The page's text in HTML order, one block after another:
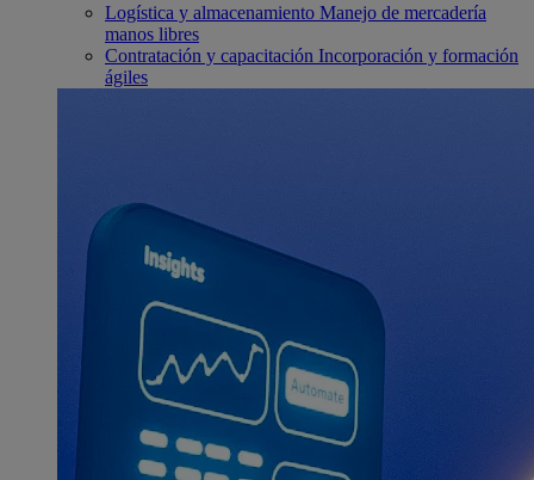
Logística y almacenamiento Manejo de mercadería
manos libres
Contratación y capacitación Incorporación y formación
ágiles